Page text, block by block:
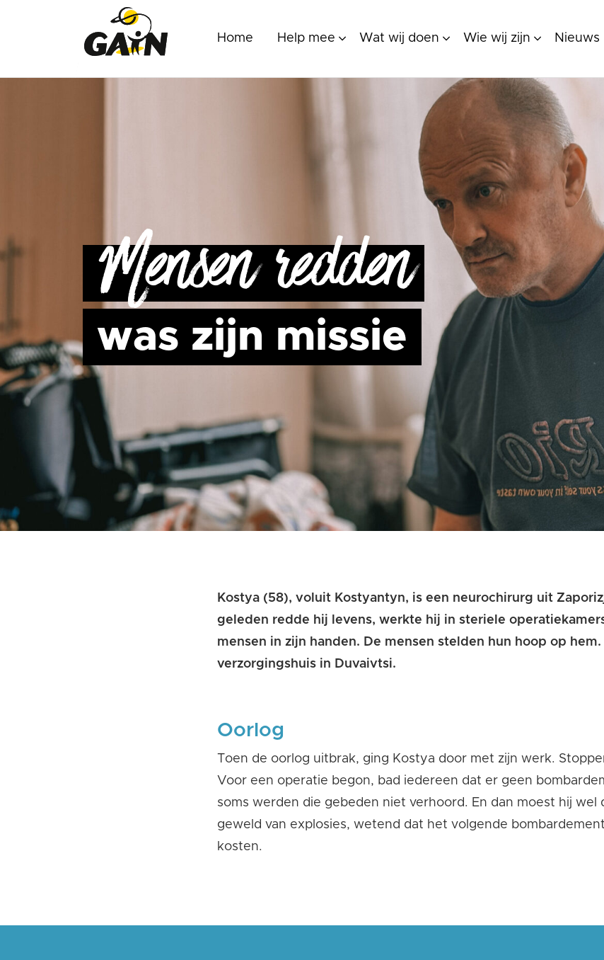
Home Help mee Wat wij doen Wie wij zijn Nieuws
Mensen redden
was zijn missie
Kostya (58), voluit Kostyantyn, is een neurochirurg uit
geleden redde hij levens, werkte hij in steriele
mensen in zijn handen. De mensen stelden hun hoop op hem.
verzorgingshuis in Duvaivtsi.
Oorlog
Toen de oorlog uitbrak, ging Kostya door met zijn werk.
Voor een operatie begon, bad iedereen dat er geen
soms werden die gebeden niet verhoord. En dan moest hij wel
geweld van explosies, wetend dat het volgende
kosten.